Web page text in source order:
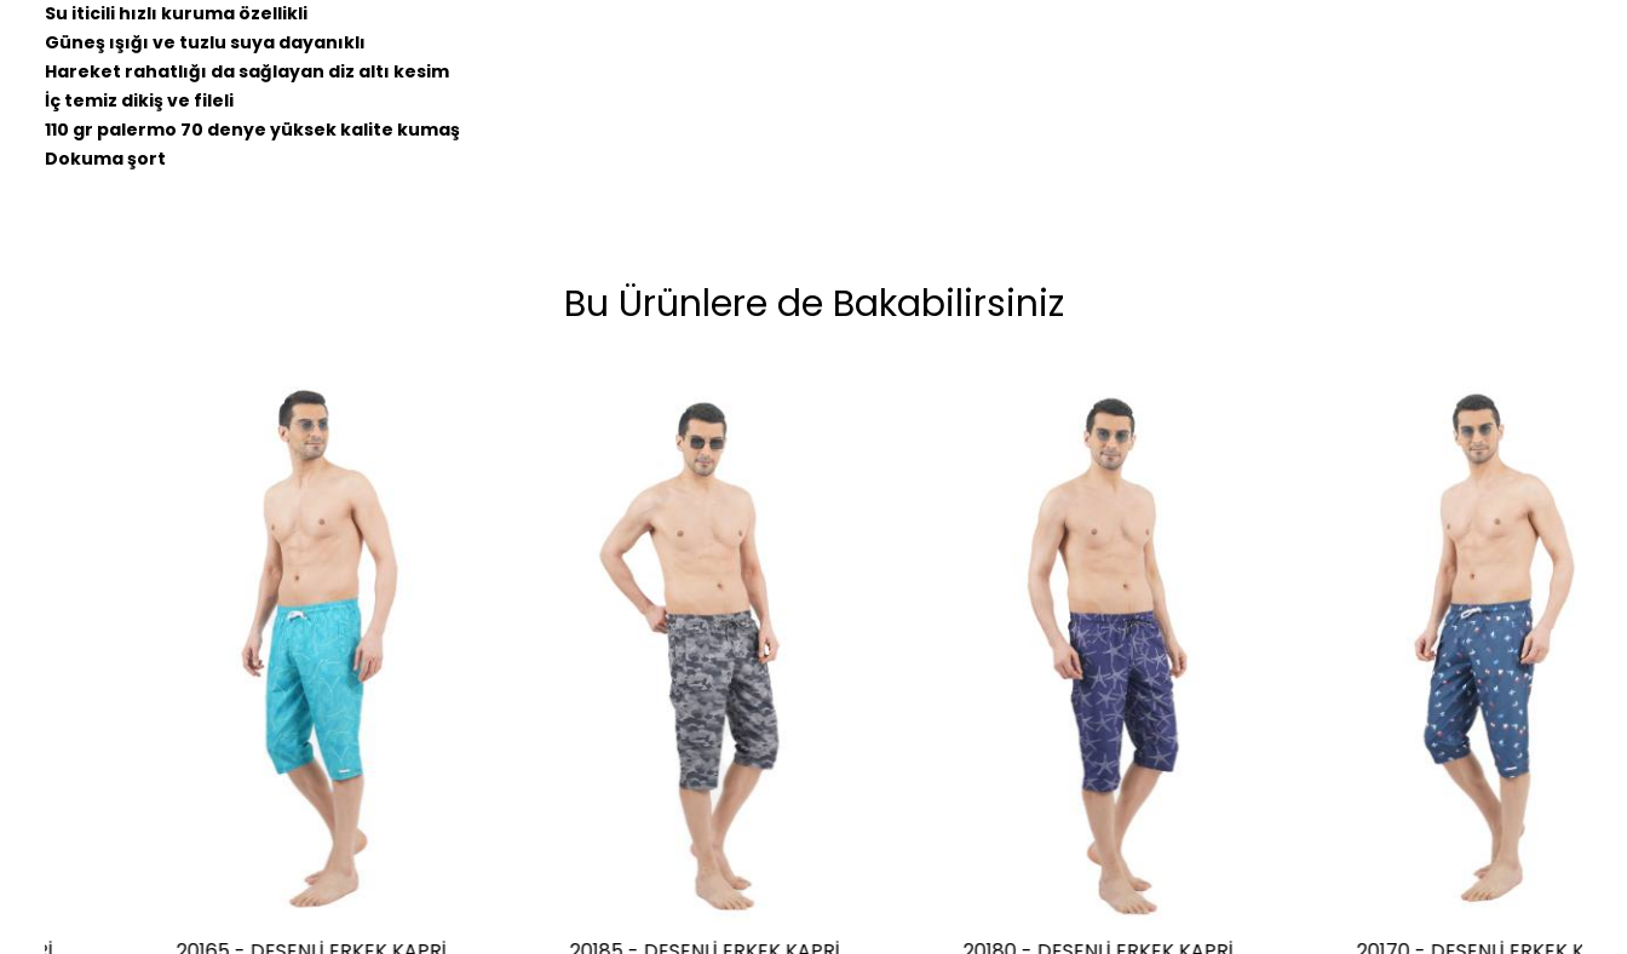
Su iticili hızlı kuruma özellikli
Güneş ışığı ve tuzlu suya dayanıklı
Hareket rahatlığı da sağlayan diz altı kesim
İç temiz dikiş ve fileli
110 gr palermo 70 denye yüksek kalite kumaş
Dokuma şort
Bu Ürünlere de Bakabilirsiniz